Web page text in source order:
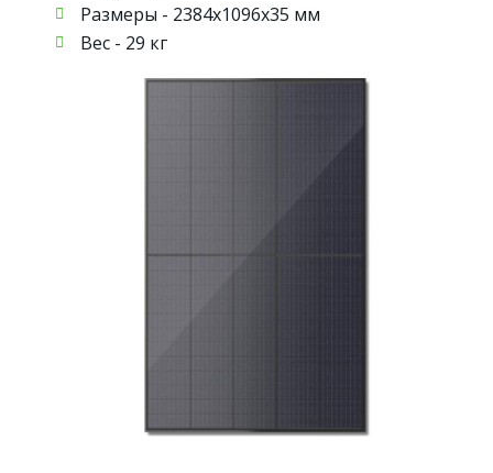
Размеры - 2384х1096х35 мм
Вес - 29 кг